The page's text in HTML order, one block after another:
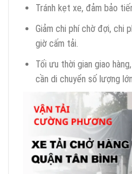
Tránh kẹt xe, đảm bảo
Giảm chi phí chờ đợi, chi
giờ cấm tải.
Tối ưu thời gian giao
cần di chuyển số lượng lớn.